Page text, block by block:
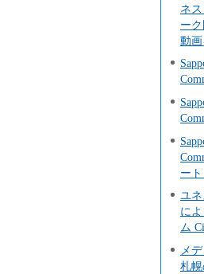
ネ
ー
動
ート
ユ
に
ム
メ
札